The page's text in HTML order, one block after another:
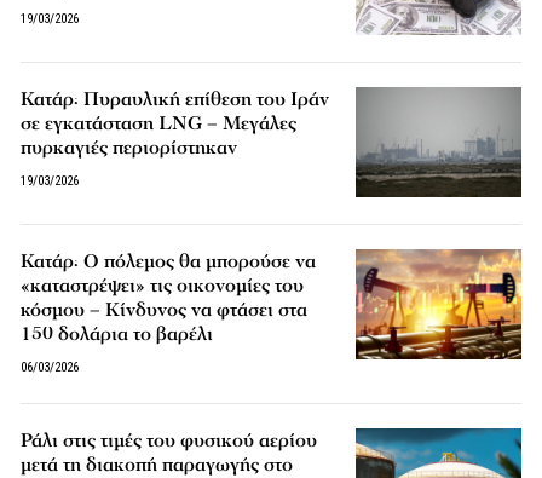
19/03/2026
Κατάρ: Πυραυλική επίθεση του Ιράν
σε εγκατάσταση LNG – Μεγάλες
πυρκαγιές περιορίστηκαν
19/03/2026
Κατάρ: Ο πόλεμος θα μπορούσε να
«καταστρέψει» τις οικονομίες του
κόσμου – Κίνδυνος να φτάσει στα
150 δολάρια το βαρέλι
06/03/2026
Ράλι στις τιμές του φυσικού αερίου
μετά τη διακοπή παραγωγής στο